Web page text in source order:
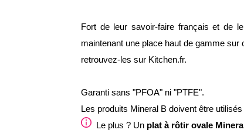
Fort de leur savoir-faire français et de
maintenant une place haut de gamme
retrouvez-les sur Kitchen.fr.
Garanti sans "PFOA" ni "PTFE".
Les produits Mineral B doivent être
Le plus ? Un plat à rôtir ovale